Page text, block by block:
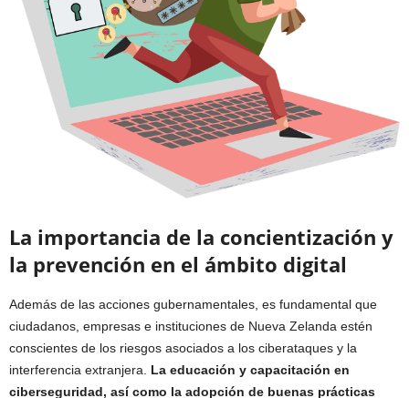
La importancia de la concientización y
la prevención en el ámbito digital
Además de las acciones gubernamentales, es fundamental que
ciudadanos, empresas e instituciones de Nueva Zelanda estén
conscientes de los riesgos asociados a los ciberataques y la
interferencia extranjera. La educación y capacitación en
ciberseguridad, así como la adopción de buenas prácticas